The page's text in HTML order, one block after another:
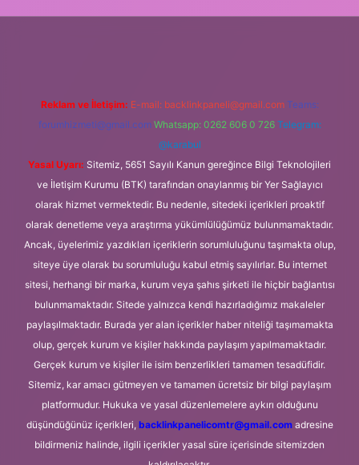
Reklam ve İletişim: E-mail: backlinkpaneli@gmail.com Teams:
forumhizmeti@gmail.com Whatsapp: 0262 606 0 726 Telegram:
@karabul
Yasal Uyarı: Sitemiz, 5651 Sayılı Kanun gereğince Bilgi Teknolojileri
ve İletişim Kurumu (BTK) tarafından onaylanmış bir Yer Sağlayıcı
olarak hizmet vermektedir. Bu nedenle, sitedeki içerikleri proaktif
olarak denetleme veya araştırma yükümlülüğümüz bulunmamaktadır.
Ancak, üyelerimiz yazdıkları içeriklerin sorumluluğunu taşımakta olup,
siteye üye olarak bu sorumluluğu kabul etmiş sayılırlar. Bu internet
sitesi, herhangi bir marka, kurum veya şahıs şirketi ile hiçbir bağlantısı
bulunmamaktadır. Sitede yalnızca kendi hazırladığımız makaleler
paylaşılmaktadır. Burada yer alan içerikler haber niteliği taşımamakta
olup, gerçek kurum ve kişiler hakkında paylaşım yapılmamaktadır.
Gerçek kurum ve kişiler ile isim benzerlikleri tamamen tesadüfidir.
Sitemiz, kar amacı gütmeyen ve tamamen ücretsiz bir bilgi paylaşım
platformudur. Hukuka ve yasal düzenlemelere aykırı olduğunu
düşündüğünüz içerikleri, backlinkpanelicomtr@gmail.comadresine
bildirmeniz halinde, ilgili içerikler yasal süre içerisinde sitemizden